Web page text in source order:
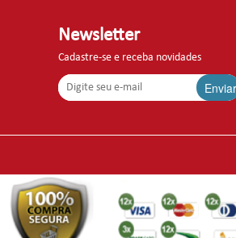
Newsletter
Cadastre-se e receba novidades
Enviar